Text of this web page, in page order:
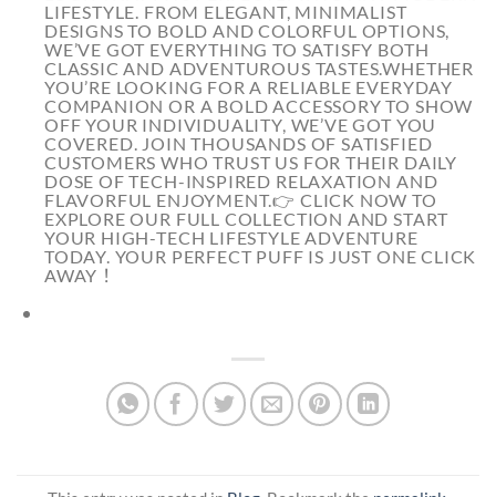
LIFESTYLE. FROM ELEGANT, MINIMALIST
DESIGNS TO BOLD AND COLORFUL OPTIONS,
WE’VE GOT EVERYTHING TO SATISFY BOTH
CLASSIC AND ADVENTUROUS TASTES.WHETHER
YOU’RE LOOKING FOR A RELIABLE EVERYDAY
COMPANION OR A BOLD ACCESSORY TO SHOW
OFF YOUR INDIVIDUALITY, WE’VE GOT YOU
COVERED. JOIN THOUSANDS OF SATISFIED
CUSTOMERS WHO TRUST US FOR THEIR DAILY
DOSE OF TECH-INSPIRED RELAXATION AND
FLAVORFUL ENJOYMENT.👉 CLICK NOW TO
EXPLORE OUR FULL COLLECTION AND START
YOUR HIGH-TECH LIFESTYLE ADVENTURE
TODAY. YOUR PERFECT PUFF IS JUST ONE CLICK
AWAY！